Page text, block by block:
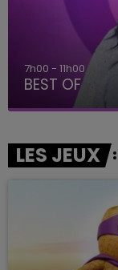
7h00 - 11h00
BEST OF
LES JEUX